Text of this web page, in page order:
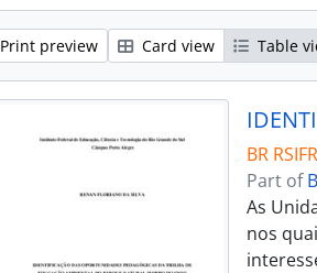
Print preview Card view Table
BR
Part of
As
nos